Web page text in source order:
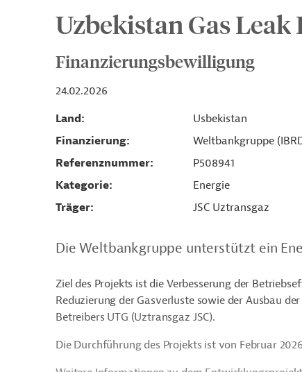
Uzbekistan Gas
Finanzierungsbewilligung
24.02.2026
Land
Usbekistan
Finanzierung
Weltbankgruppe
Referenznummer
P508941
Kategorie
Energie
Träger
JSC Uztransgaz
Die Weltbankgruppe unterstützt ein
Ziel des Projekts ist die Verbesserung der
Reduzierung der Gasverluste sowie der Ausbau
Betreibers UTG (Uztransgaz JSC).
Die Durchführung des Projekts ist von Februar